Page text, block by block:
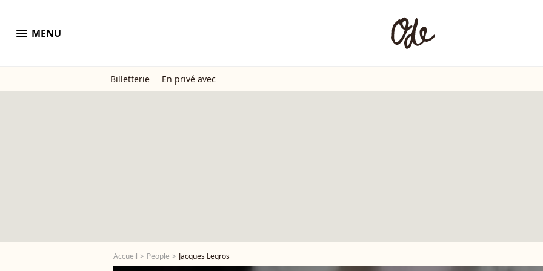
menu MENU
Billetterie En privé avec
Accueil People Jacques Legros